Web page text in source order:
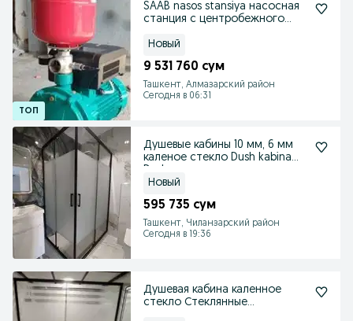
SAAB nasos stansiya насосная
станция с центробежного
Новый
9 531 760 сум
Ташкент, Алмазарский район
Сегодня в 06:31
Душевые кабины 10 мм, 6 мм
каленое стекло Dush kabina
Новый
595 735 сум
Ташкент, Чиланзарский район
Сегодня в 19:36
Душевая кабина каленное
стекло Стеклянные